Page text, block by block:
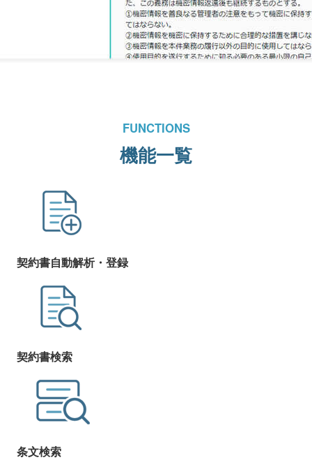
FUNCTIONS
機能一覧
契約書自動解析・登録
契約書検索
条文検索